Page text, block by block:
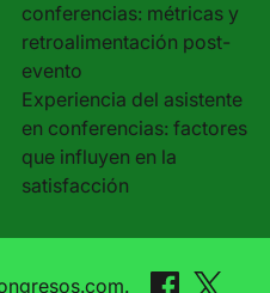
conferencias: métricas y
retroalimentación post-
evento
Experiencia del asistente
en conferencias: factores
que influyen en la
satisfacción